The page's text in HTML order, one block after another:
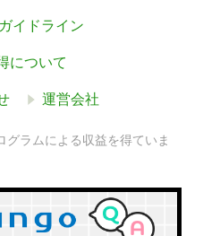
イドライン
について
運営会社
ラムによる収益を得ていま